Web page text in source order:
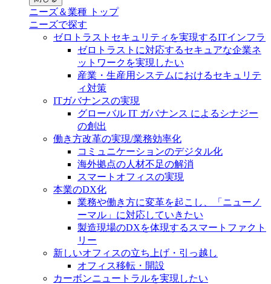
ニーズ＆業種 トップ
ニーズで探す
ゼロトラストセキュリティを実現するITインフラ
ゼロトラストに対応するセキュアな企業ネ
ットワークを実現したい
産業・生産用システムにおけるセキュリテ
ィ対策
ITガバナンスの実現
グローバル IT ガバナンス によるシナジー
の創出
働き方改革の実現/業務効率化
コミュニケーションのデジタル化
海外拠点の人材不足の解消
スマートオフィスの実現
本業のDX化
業務や働き方に変革を起こし、「ニューノ
ーマル」に対応していきたい
製造現場のDXを体現するスマートファクト
リー
新しいオフィスの立ち上げ・引っ越し
オフィス移転・開設
カーボンニュートラルを実現したい